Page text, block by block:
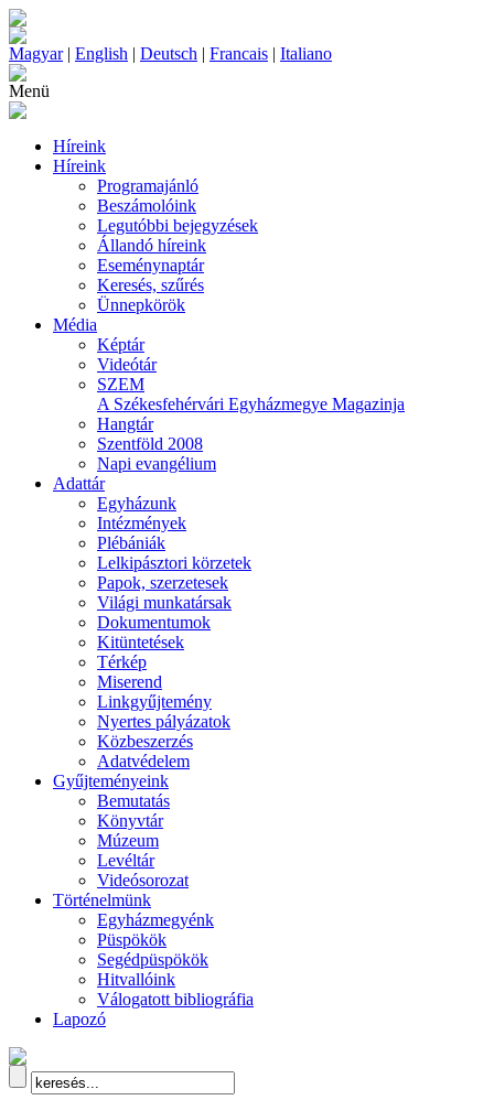
Magyar| English | Deutsch | Francais | Italiano
Menü
Híreink
Híreink
Programajánló
Beszámolóink
Legutóbbi bejegyzések
Állandó híreink
Eseménynaptár
Keresés, szűrés
Ünnepkörök
Média
Képtár
Videótár
SZEM
A Székesfehérvári Egyházmegye Magazinja
Hangtár
Szentföld 2008
Napi evangélium
Adattár
Egyházunk
Intézmények
Plébániák
Lelkipásztori körzetek
Papok, szerzetesek
Világi munkatársak
Dokumentumok
Kitüntetések
Térkép
Miserend
Linkgyűjtemény
Nyertes pályázatok
Közbeszerzés
Adatvédelem
Gyűjteményeink
Bemutatás
Könyvtár
Múzeum
Levéltár
Videósorozat
Történelmünk
Egyházmegyénk
Püspökök
Segédpüspökök
Hitvallóink
Válogatott bibliográfia
Lapozó